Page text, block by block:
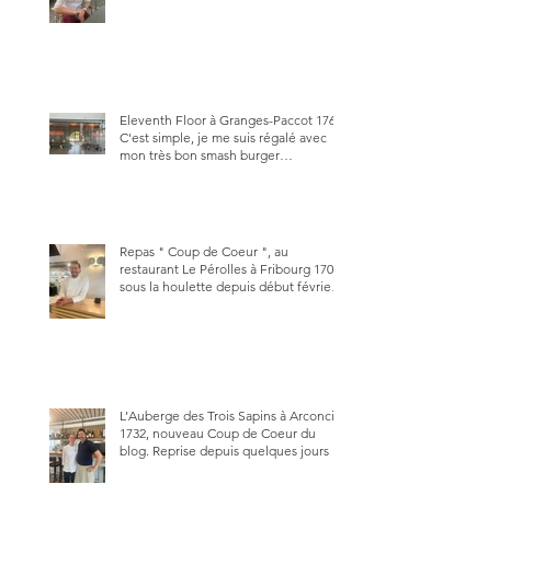
Eleventh Floor à Granges-Paccot 1763.
C'est simple, je me suis régalé avec
mon très bon smash burger
Repas " Coup de Coeur ", au
restaurant Le Pérolles à Fribourg 1700,
sous la houlette depuis début février
L’Auberge des Trois Sapins à Arconciel
1732, nouveau Coup de Coeur du
blog. Reprise depuis quelques jours (le